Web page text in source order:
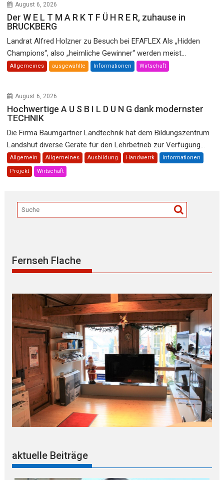
August 6, 2026
Der W E L T M A R K T F Ü H R E R, zuhause in
BRUCKBERG
Landrat Alfred Holzner zu Besuch bei EFAFLEX Als „Hidden
Champions“, also „heimliche Gewinner“ werden meist...
Allgemeines ausgewählte Informationen Wirtschaft
August 6, 2026
Hochwertige A U S B I L D U N G dank modernster
TECHNIK
Die Firma Baumgartner Landtechnik hat dem Bildungszentrum
Landshut diverse Geräte für den Lehrbetrieb zur Verfügung...
Allgemein Allgemeines Ausbildung Handwerrk Informationen
Projekt Wirtschaft
Fernseh Flache
aktuelle Beiträge